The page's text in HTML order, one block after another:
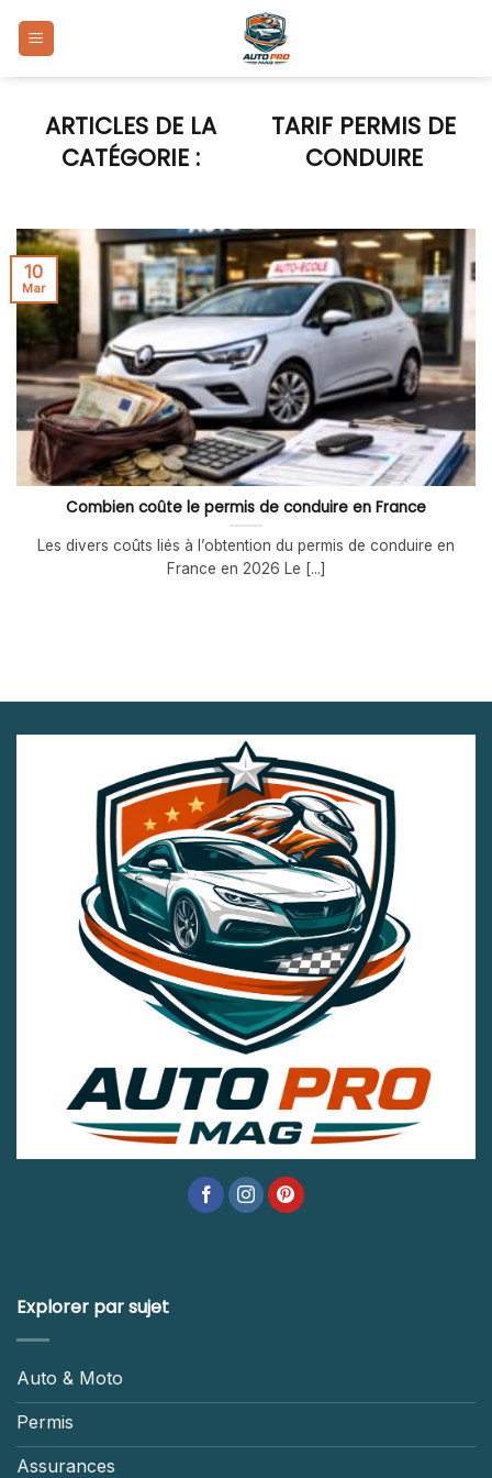
TARIF PERMIS DE
CONDUIRE
Combien coûte le permis de conduire en France
Les divers coûts liés à l’obtention du permis de conduire en
France en 2026 Le [...]
10
Mar
Explorer par sujet
Auto & Moto
Permis
Assurances